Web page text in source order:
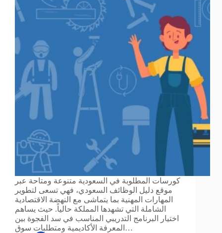
كورسات المطلوبة في السعودية متنوعة ومتاحة عبر
موقع دليل الوظائف السعودي، فهي تسعى لتطوير
المهارات المهنية بما يتماشى مع النهضة الاقتصادية
الشاملة التي تشهدها المملكة حالياً. حيث يساهم
اختيار البرنامج التدريبي المناسب في سد الفجوة بين
المعرفة الأكاديمية ومتطلبات سوق…